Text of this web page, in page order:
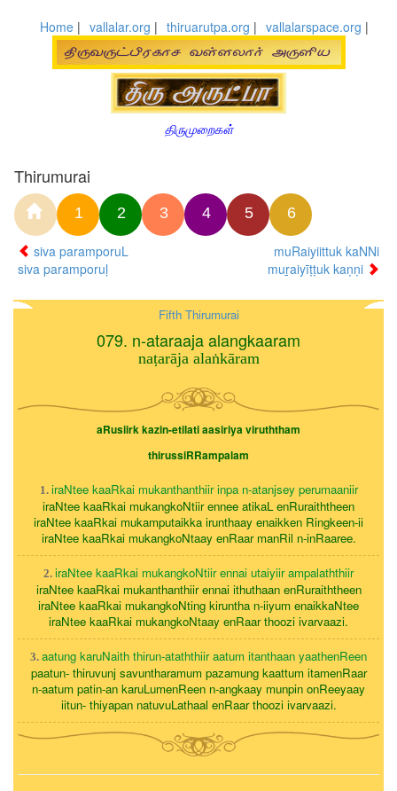
Home | vallalar.org | thiruarutpa.org | vallalarspace.org |
திருமுறைகள்
Thirumurai
1 2 3 4 5 6
siva paramporuL
siva paramporuḷ
muRaiyiittuk kaNNi
muṟaiyīṭṭuk kaṇṇi
Fifth Thirumurai
079. n-ataraaja alangkaaram
naṭarāja alaṅkāram
aRusiirk kazin-etilati aasiriya viruththam
thirussiRRampalam
1. iraNtee kaaRkai mukanthanthiir inpa n-atanjsey perumaaniir
iraNtee kaaRkai mukangkoNtiir ennee atikaL enRuraiththeen
iraNtee kaaRkai mukamputaikka irunthaay enaikken Ringkeen-ii
iraNtee kaaRkai mukangkoNtaay enRaar manRil n-inRaaree.
2. iraNtee kaaRkai mukangkoNtiir ennai utaiyiir ampalaththiir
iraNtee kaaRkai mukanthanthiir ennai ithuthaan enRuraiththeen
iraNtee kaaRkai mukangkoNting kiruntha n-iiyum enaikkaNtee
iraNtee kaaRkai mukangkoNtaay enRaar thoozi ivarvaazi.
3. aatung karuNaith thirun-ataththiir aatum itanthaan yaathenReen
paatun- thiruvunj savuntharamum pazamung kaattum itamenRaar
n-aatum patin-an karuLumenReen n-angkaay munpin onReeyaay
iitun- thiyapan natuvuLathaal enRaar thoozi ivarvaazi.